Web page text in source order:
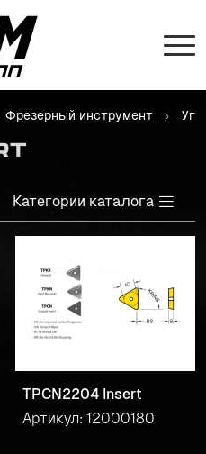
Фрезерный инструмент
Категории каталога
TPCN2204 Insert
Артикул: 12000180